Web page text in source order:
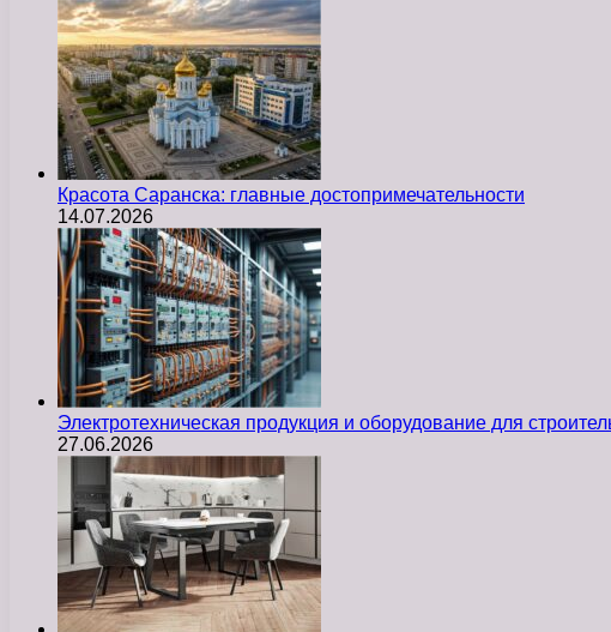
Красота Саранска: главные достопримечательности
14.07.2026
Электротехническая продукция и оборудование для
27.06.2026